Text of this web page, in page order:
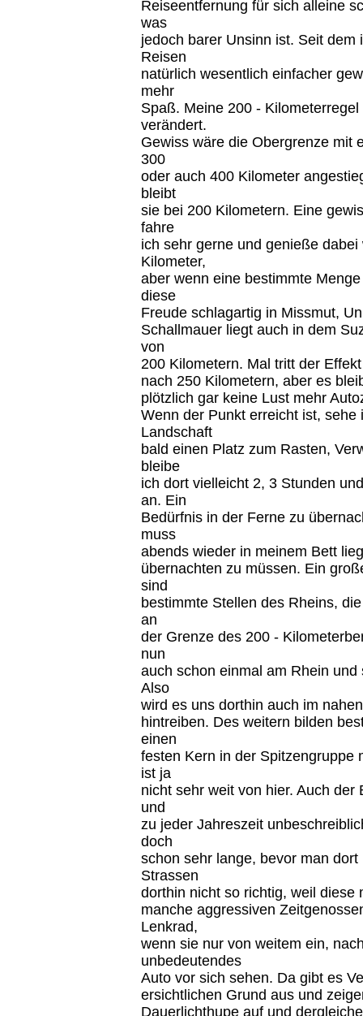
Reiseentfernung für sich alleine
was
jedoch barer Unsinn ist. Seit
Reisen
natürlich wesentlich einfacher
mehr
Spaß. Meine 200 -
verändert.
Gewiss wäre die Obergrenze mit
300
oder auch 400 Kilometer
bleibt
sie bei 200 Kilometern. Eine
fahre
ich sehr gerne und genieße
Kilometer,
aber wenn eine bestimmte
diese
Freude schlagartig in Missmut,
Schallmauer liegt auch in dem
von
200 Kilometern. Mal tritt der
nach 250 Kilometern, aber es
plötzlich gar keine Lust mehr
Wenn der Punkt erreicht ist,
Landschaft
bald einen Platz zum Rasten,
bleibe
ich dort vielleicht 2, 3 Stunden
an. Ein
Bedürfnis in der Ferne zu
muss
abends wieder in meinem Bett
übernachten zu müssen. Ein
sind
bestimmte Stellen des Rheins,
an
der Grenze des 200 -
nun
auch schon einmal am Rhein
Also
wird es uns dorthin auch im
hintreiben. Des weitern bilden
einen
festen Kern in der Spitzengruppe
ist ja
nicht sehr weit von hier. Auch
und
zu jeder Jahreszeit
doch
schon sehr lange, bevor man
Strassen
dorthin nicht so richtig, weil diese
manche aggressiven
Lenkrad,
wenn sie nur von weitem ein,
unbedeutendes
Auto vor sich sehen. Da gibt es
ersichtlichen Grund aus und
Dauerlichthupe auf und